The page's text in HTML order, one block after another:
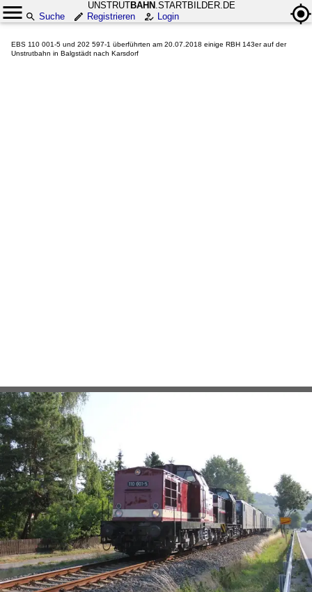
UNSTRUTBAHN .STARTBILDER.DE
Suche
Registrieren Login
EBS 110 001-5 und 202 597-1 überführten am 20.07.2018 einige RBH 143er auf der
Unstrutbahn in Balgstädt nach Karsdorf